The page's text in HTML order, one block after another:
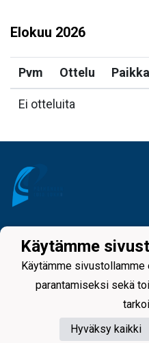
Elokuu 2026
Pvm Ottelu Paikka
Ei otteluita
Powered by
Käytämme
Käytämme
parantamiseksi sekä
Hyväksy kaikki